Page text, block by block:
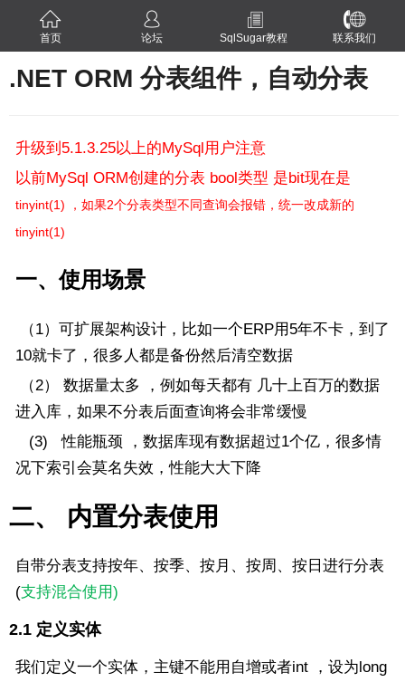
首页 论坛 SqlSugar教程 联系我们
.NET ORM 分表组件，自动分表
升级到5.1.3.25以上的MySql用户注意
以前MySql ORM创建的分表 bool类型 是bit现在是
tinyint(1) ，如果2个分表类型不同查询会报错，统一改成新的
tinyint(1)
一、使用场景
（1）可扩展架构设计，比如一个ERP用5年不卡，到了
10就卡了，很多人都是备份然后清空数据
（2） 数据量太多 ，例如每天都有 几十上百万的数据
进入库，如果不分表后面查询将会非常缓慢
(3) 性能瓶颈 ，数据库现有数据超过1个亿，很多情
况下索引会莫名失效，性能大大下降
二、 内置分表使用
自带分表支持按年、按季、按月、按周、按日进行分表
(支持混合使用)
2.1 定义实体
我们定义一个实体，主键不能用自增或者int ，设为long